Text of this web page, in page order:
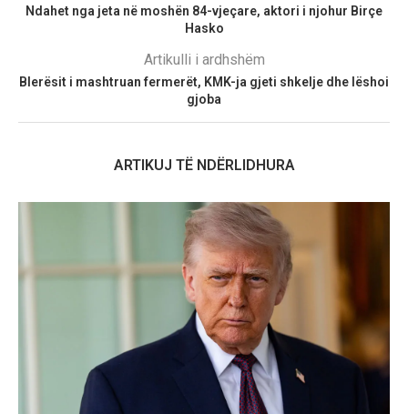
Ndahet nga jeta në moshën 84-vjeçare, aktori i njohur Birçe
Hasko
Artikulli i ardhshëm
Blerësit i mashtruan fermerët, KMK-ja gjeti shkelje dhe lëshoi
gjoba
ARTIKUJ TË NDËRLIDHURA